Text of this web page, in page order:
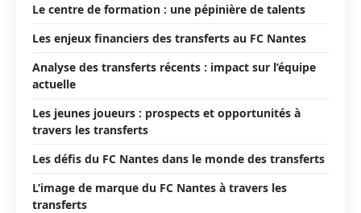
Le centre de formation : une pépinière de talents
Les enjeux financiers des transferts au FC Nantes
Analyse des transferts récents : impact sur l’équipe
actuelle
Les jeunes joueurs : prospects et opportunités à
travers les transferts
Les défis du FC Nantes dans le monde des transferts
L’image de marque du FC Nantes à travers les
transferts